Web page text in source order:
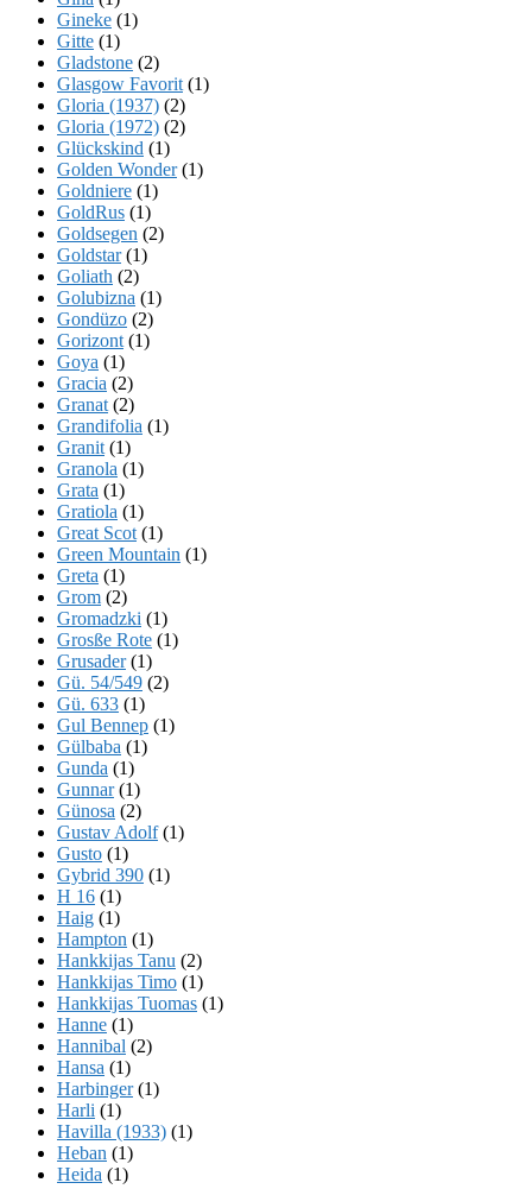
Gineke (1)
Gitte (1)
Gladstone (2)
Glasgow Favorit (1)
Gloria (1937) (2)
Gloria (1972) (2)
Glückskind (1)
Golden Wonder(1)
Goldniere (1)
GoldRus (1)
Goldsegen (2)
Goldstar(1)
Goliath (2)
Golubizna (1)
Gondüzo (2)
Gorizont (1)
Goya (1)
Gracia (2)
Granat (2)
Grandifolia (1)
Granit (1)
Granola (1)
Grata (1)
Gratiola (1)
Great Scot (1)
Green Mountain (1)
Greta (1)
Grom (2)
Gromadzki (1)
Grosße Rote (1)
Grusader(1)
Gü. 54/549 (2)
Gü. 633 (1)
Gul Bennep (1)
Gülbaba (1)
Gunda (1)
Gunnar(1)
Günosa (2)
Gustav Adolf(1)
Gusto (1)
Gybrid 390 (1)
H 16 (1)
Haig (1)
Hampton (1)
Hankkijas Tanu (2)
Hankkijas Timo (1)
Hankkijas Tuomas (1)
Hanne (1)
Hannibal (2)
Hansa (1)
Harbinger(1)
Harli (1)
Havilla (1933) (1)
Heban (1)
Heida (1)